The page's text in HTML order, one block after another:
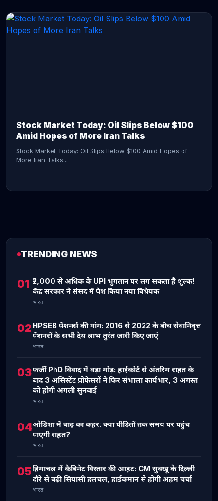
Stock Market Today: Oil Slips Below $100
Amid Hopes of More Iran Talks
Stock Market Today: Oil Slips Below $100 Amid Hopes of
More Iran Talks...
TRENDING NEWS
01 ₹2,000 से अधिक के UPI भुगतान पर लग सकता है शुल्क!
केंद्र सरकार ने संसद में पेश किया नया विधेयक
भारत
02 HPSEB पेंशनर्स की मांग: 2016 से 2022 के बीच सेवानिवृत्त
पेंशनरों के सभी देय लाभ तुरंत जारी किए जाएं
भारत
03फर्जी PhD विवाद में बड़ा मोड़: हाईकोर्ट से अंतरिम राहत के
बाद 3 असिस्टेंट प्रोफेसरों ने फिर संभाला कार्यभार, 3 अगस्त
को होगी अगली सुनवाई
भारत
04ओडिशा में बाढ़ का कहर: क्या पीड़ितों तक समय पर पहुंच
पाएगी राहत?
भारत
05हिमाचल में कैबिनेट विस्तार की आहट: CM सुक्खू के दिल्ली
दौरे से बढ़ी सियासी हलचल, हाईकमान से होगी अहम चर्चा
भारत